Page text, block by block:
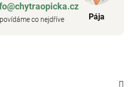
co nejdříve Pája